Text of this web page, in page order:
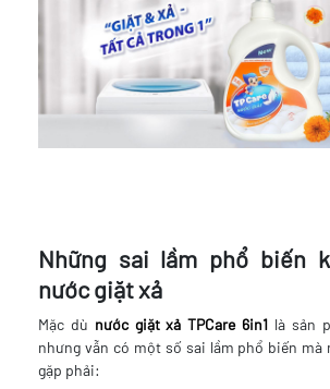
Những sai lầm phổ biến
nước giặt xả
Mặc dù nước giặt xả TPCare 6in1 là sản
nhưng vẫn có một số sai lầm phổ biến mà
gặp phải: